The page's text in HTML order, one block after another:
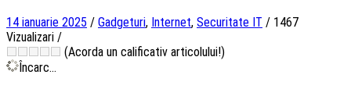
14 ianuarie 2025 / Gadgeturi, Internet, Securitate IT / 1467
Vizualizari /
(Acorda un calificativ articolului!)
Încarc...